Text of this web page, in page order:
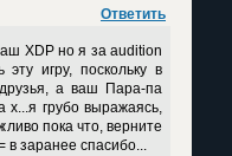
Ответить
XDP но я за audition
игру, поскольку в
а ваш Пара-па
х...я грубо выражаясь,
пока что, верните
в заранее спасибо...